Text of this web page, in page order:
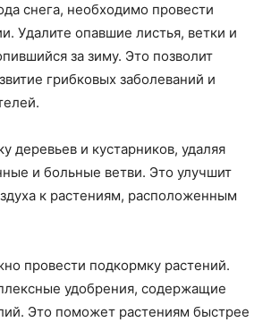
снега, необходимо провести
Удалите опавшие листья, ветки и
за зиму. Это позволит
грибковых заболеваний и
деревьев и кустарников, удаляя
и больные ветви. Это улучшит
к растениям, расположенным
провести подкормку растений.
удобрения, содержащие
Это поможет растениям быстрее